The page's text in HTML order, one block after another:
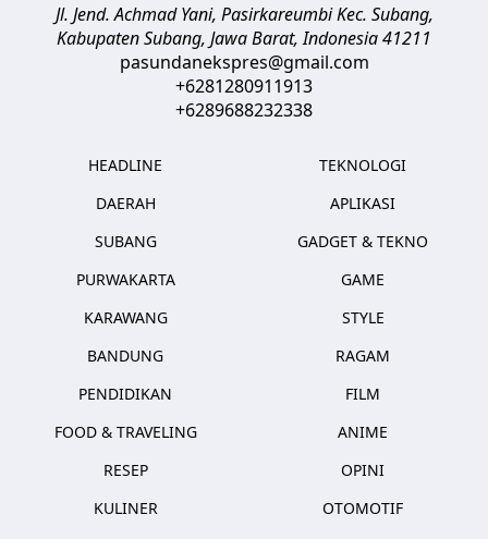
Jl. Jend. Achmad Yani, Pasirkareumbi Kec. Subang,
Kabupaten Subang, Jawa Barat,Indonesia41211
pasundanekspres@gmail.com
+6281280911913
+6289688232338
HEADLINE
DAERAH
SUBANG
PURWAKARTA
KARAWANG
BANDUNG
PENDIDIKAN
FOOD & TRAVELING
RESEP
KULINER
TEKNOLOGI
APLIKASI
GADGET & TEKNO
GAME
STYLE
RAGAM
FILM
ANIME
OPINI
OTOMOTIF